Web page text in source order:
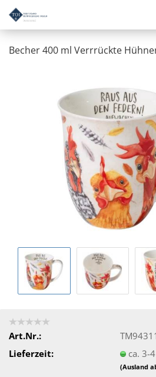
Becher 400 ml Verrrückte
Art.Nr.:
Lieferzeit:
ca. 3-
(Ausland